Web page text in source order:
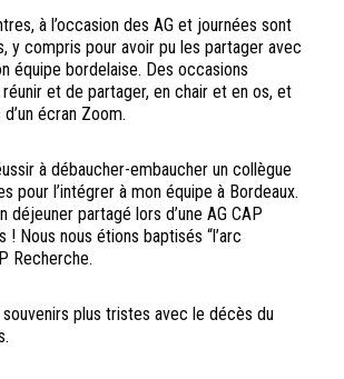
à l’occasion des AG et journées sont
y compris pour avoir pu les partager avec
équipe bordelaise. Des occasions
et de partager, en chair et en os, et
écran Zoom.
à débaucher-embaucher un collègue
pour l’intégrer à mon équipe à Bordeaux.
déjeuner partagé lors d’une AG CAP
! Nous nous étions baptisés “l’arc
Recherche.
souvenirs plus tristes avec le décès du